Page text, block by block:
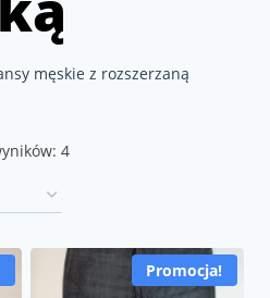
męskie z rozszerzaną
4
Promocja!